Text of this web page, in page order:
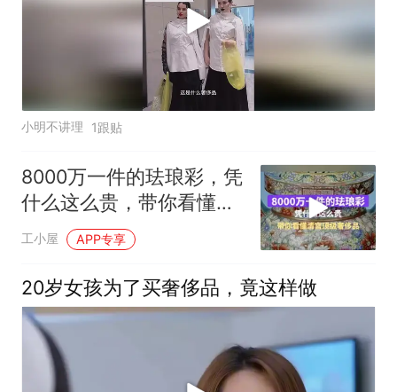
小明不讲理 1跟贴
8000万一件的珐琅彩，凭
什么这么贵，带你看懂清
宫顶级奢侈品
工小屋 APP专享
20岁女孩为了买奢侈品，竟这样做